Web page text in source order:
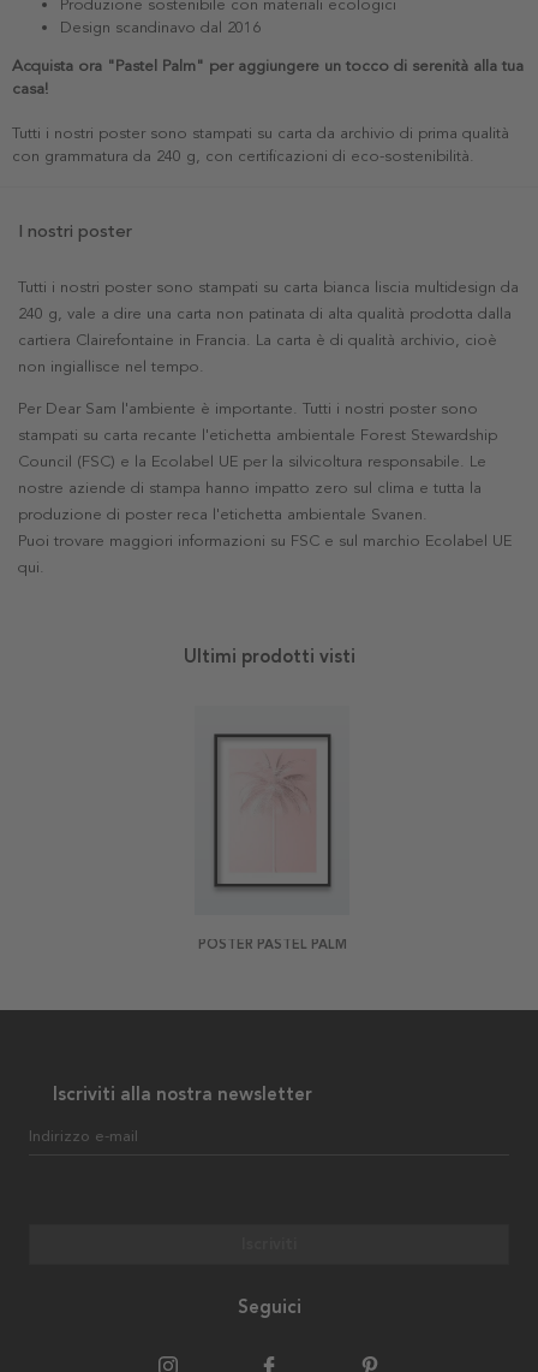
Produzione sostenibile con materiali ecologici
Design scandinavo dal 2016
Acquista ora "Pastel Palm" per aggiungere un tocco di serenità alla tua
casa!
Tutti i nostri poster sono stampati su carta da archivio di prima qualità
con grammatura da 240 g, con certificazioni di eco-sostenibilità.
I nostri poster
Tutti i nostri poster sono stampati su carta bianca liscia multidesign da
240 g, vale a dire una carta non patinata di alta qualità prodotta dalla
cartiera Clairefontaine in Francia. La carta è di qualità archivio, cioè
non ingiallisce nel tempo.
Per Dear Sam l'ambiente è importante. Tutti i nostri poster sono
stampati su carta recante l'etichetta ambientale Forest Stewardship
Council (FSC) e la Ecolabel UE per la silvicoltura responsabile. Le
nostre aziende di stampa hanno impatto zero sul clima e tutta la
produzione di poster reca l'etichetta ambientale Svanen.
Puoi trovare maggiori informazioni su FSC e sul marchio Ecolabel UE
qui.
Ultimi prodotti visti
POSTER PASTEL PALM
Iscriviti alla nostra newsletter
Indirizzo e-mail
Seguici